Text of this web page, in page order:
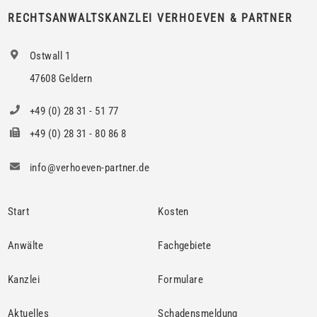
RECHTSANWALTSKANZLEI VERHOEVEN & PARTNER
Ostwall 1
47608 Geldern
+49 (0) 28 31 - 51 77
+49 (0) 28 31 - 80 86 8
info@verhoeven-partner.de
Start Kosten
Anwälte Fachgebiete
Kanzlei Formulare
Aktuelles Schadensmeldung